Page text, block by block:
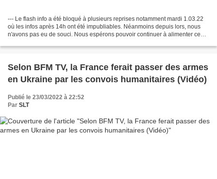
--- Le flash info a été bloqué à plusieurs reprises notamment mardi 1.03.22
où les infos après 14h ont été impubliables. Néanmoins depuis lors, nous
n'avons pas eu de souci. Nous espérons pouvoir continuer à alimenter ce
Selon BFM TV, la France ferait passer des armes
en Ukraine par les convois humanitaires (Vidéo)
Publié le 23/03/2022 à 22:52
Par SLT